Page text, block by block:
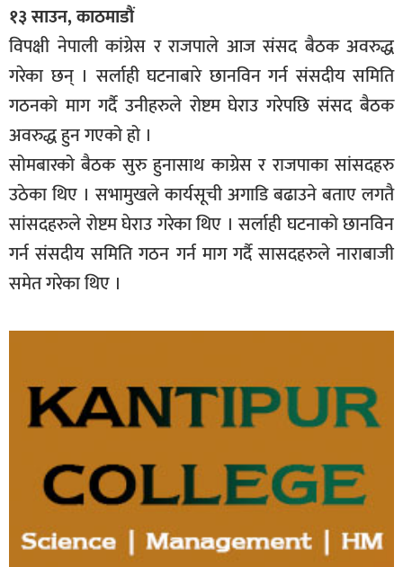
१३ साउन, काठमाडौं
विपक्षी नेपाली कांग्रेस र राजपाले आज संसद बैठक अवरुद्ध
गरेका छन् । सर्लाही घटनाबारे छानविन गर्न संसदीय समिति
गठनको माग गर्दै उनीहरुले रोष्टम घेराउ गरेपछि संसद बैठक
अवरुद्ध हुन गएको हो ।
सोमबारको बैठक सुरु हुनासाथ काग्रेस र राजपाका सांसदहरु
उठेका थिए । सभामुखले कार्यसूची अगाडि बढाउने बताए लगतै
सांसदहरुले रोष्टम घेराउ गरेका थिए । सर्लाही घटनाको छानविन
गर्न संसदीय समिति गठन गर्न माग गर्दै सासदहरुले नाराबाजी
समेत गरेका थिए ।